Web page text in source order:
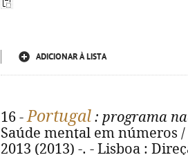
ADICIONAR À LISTA
16 -Portugal : programa
Saúde mental em números
2013 (2013) -. - Lisboa :